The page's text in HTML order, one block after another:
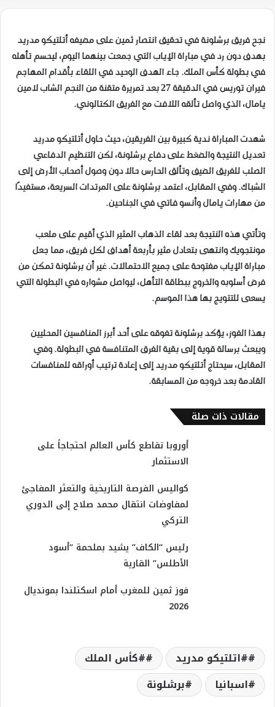
نجح فريق برشلونة في تحقيق انتصار ثمين على مضيفه أتلتيكو مدريد
بهدف دون رد في مباراة الإياب التي جمعت بينهما اليوم، ليحسم تأهله
في بطولة كأس الملك. جاء الهدف الوحيد في اللقاء بأقدام المهاجم
فيران توريس في الدقيقة 27 بعد تمريرة متقنة من النجم الشاب لامين
يامال، الذي واصل تألقه اللافت مع الفريق الكتالوني.
شهدت المباراة ندية كبيرة بين الفريقين، حيث حاول أتلتيكو مدريد
تعديل النتيجة والضغط على دفاع برشلونة، لكن التنظيم الدفاعي
الصلب للفريق الضيف وتألق الحارس حالا دون وصول أصحاب الأرض إلى
الشباك. وفي المقابل، اعتمد برشلونة على المرتدات السريعة، مستفيدًا
من مهارات يامال وأنسو فاتي في الجناحين.
وتأتي هذه النتيجة بعد لقاء الذهاب المثير الذي أقيم على ملعب
مونتجويك وانتهى بتعادل مثير بأربعة أهداف لكل فريق، مما جعل
مباراة الإياب مفتوحة على جميع الاحتمالات. غير أن برشلونة تمكن من
فرض أسلوبه والخروج ببطاقة التأهل، ليواصل مشواره في البطولة التي
يسعى للتتويج بها هذا الموسم.
بهذا الفوز، يؤكد برشلونة تفوقه على أحد أبرز المنافسين المحليين
ويبعث برسالة قوية إلى بقية الفرق المتنافسة في البطولة. وفي
المقابل، سيحتاج أتلتيكو مدريد إلى إعادة ترتيب أوراقه للمنافسات
القادمة بعد خروجه من المسابقة.
مقالات ذات صلة
أوروبا تقاطع كأس العالم احتجاجاً على
الاستثمار
كواليس الفرصة التاريخية والتعثر المفاجئ
لمفاوضات انتقال محمد صلاح إلى الدوري
التركي
رئيس “الكاف” يشيد بملحمة “أسود
الأطلس” القارية
فوز ثمين للمغرب أمام اسكتلندا بمونديال
2026
#اتلتيكو مدريد
#كأس الملك
اسبانيا
برشلونة